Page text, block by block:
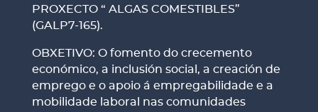
PROXECTO “ ALGAS COMESTIBLES”
(GALP7-165).
OBXETIVO: O fomento do crecemento
económico, a inclusión social, a creación de
emprego e o apoio á empregabilidade e a
mobilidade laboral nas comunidades